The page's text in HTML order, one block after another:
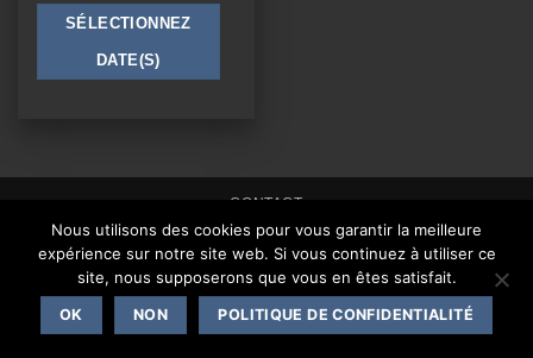
SÉLECTIONNEZ
DATE(S)
CONTACT
Copyright 2026 ©One Events Live |Mentions légales
Nous utilisons des cookies pour vous garantir la meilleure
expérience sur notre site web. Si vous continuez à utiliser ce
site, nous supposerons que vous en êtes satisfait.
OK NON POLITIQUE DE CONFIDENTIALITÉ